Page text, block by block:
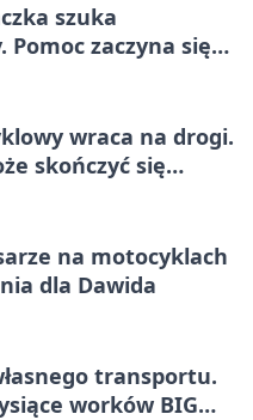
szuka
zaczyna się
wraca na drogi.
skończyć się
na motocyklach
dla Dawida
transportu.
worków BIG